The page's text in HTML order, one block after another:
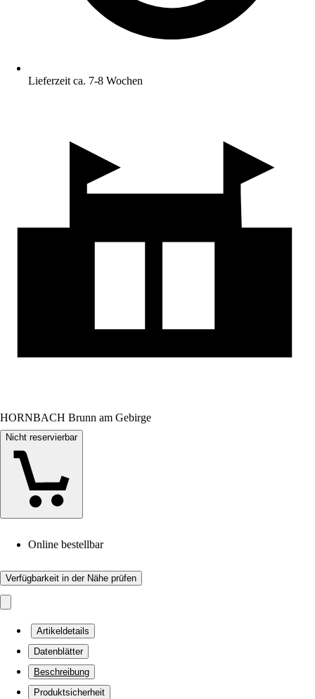
Lieferzeit ca. 7-8 Wochen
HORNBACH Brunn am Gebirge
Nicht reservierbar
Online bestellbar
Verfügbarkeit in der Nähe prüfen
Artikeldetails
Datenblätter
Beschreibung
Produktsicherheit